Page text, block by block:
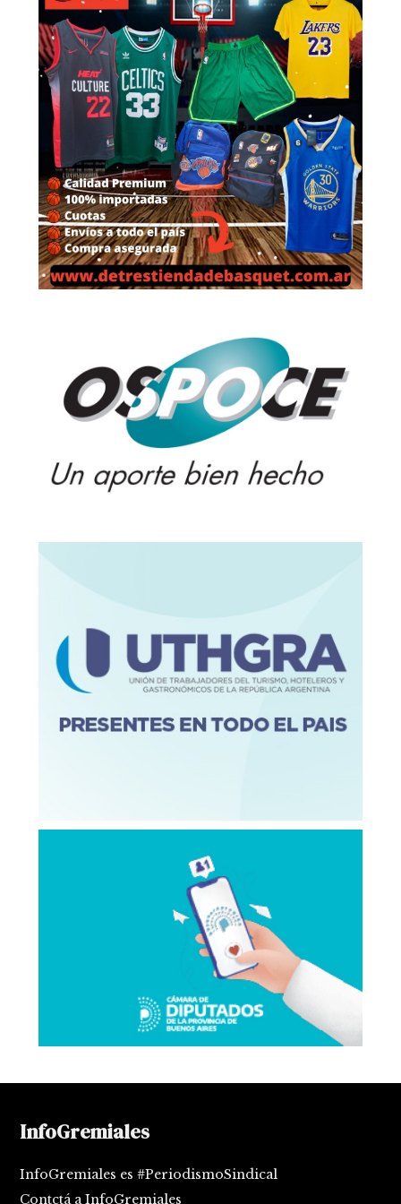
InfoGremiales
InfoGremiales es #PeriodismoSindical
Contctá a InfoGremiales